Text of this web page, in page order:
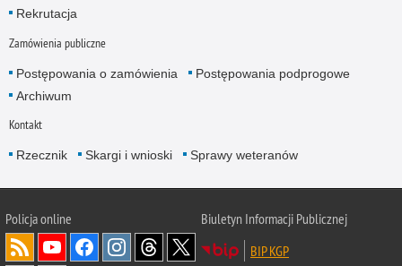
Rekrutacja
Zamówienia publiczne
Postępowania o zamówienia
Postępowania podprogowe
Archiwum
Kontakt
Rzecznik Skargi i wnioski Sprawy weteranów
Policjaonline
Biuletyn Informacji Publicznej
BIP KGP